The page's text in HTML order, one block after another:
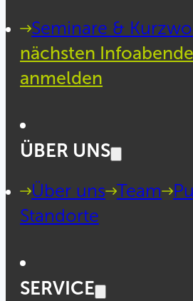
Seminare &
nächsten Infoabende
anmelden
ÜBER UNS
Über uns Team
Standorte
SERVICE